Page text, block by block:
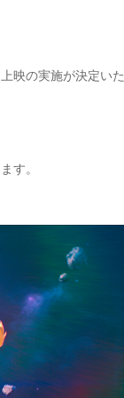
映の実施が決定いた
す。